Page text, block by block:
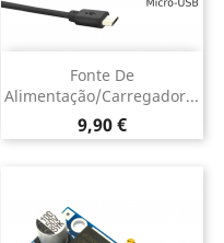
Fonte De
Alimentação/Carregador...
Preço
9,90 €